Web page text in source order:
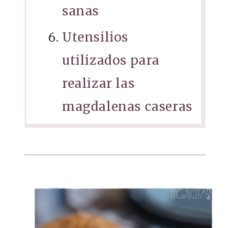
sanas
Utensilios
utilizados para
realizar las
magdalenas caseras